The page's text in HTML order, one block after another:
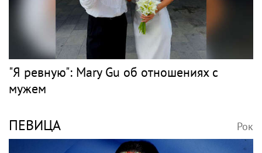
"Я ревную": Mary Gu об отношениях с
мужем
ПЕВИЦА Рок